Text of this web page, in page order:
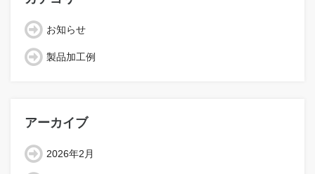
お知らせ
製品加工例
アーカイブ
2026年2月